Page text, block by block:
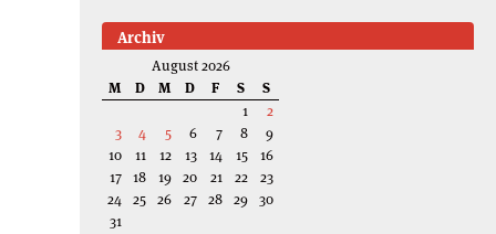
Archiv
August 2026
M
D M D F S
S
1
2
3
4 5 6 7 8
9
10
11 12 13 14 15
16
17 18 19 20 21 22
23
24 25 26 27 28 29 30
31